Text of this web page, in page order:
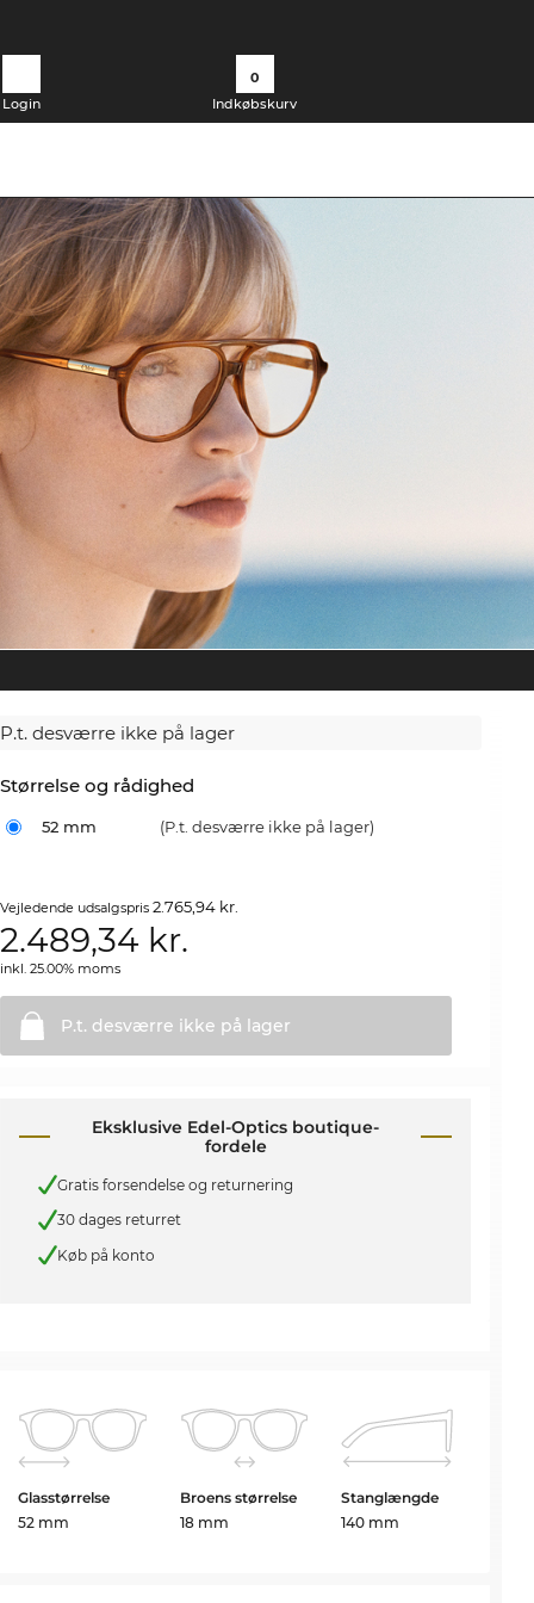
Login
0
Indkøbskurv
P.t. desværre ikke på lager
Størrelse og rådighed
52 mm (P.t. desværre ikke på lager)
Vejledende udsalgspris2.765,94 kr.
2.489,34 kr.
inkl. 25.00% moms
P.t. desværre ikke på lager
Eksklusive Edel-Optics boutique-
fordele
Gratis forsendelse og returnering
30 dages returret
Køb på konto
Glasstørrelse
52 mm
Broens størrelse
18 mm
Stanglængde
140 mm